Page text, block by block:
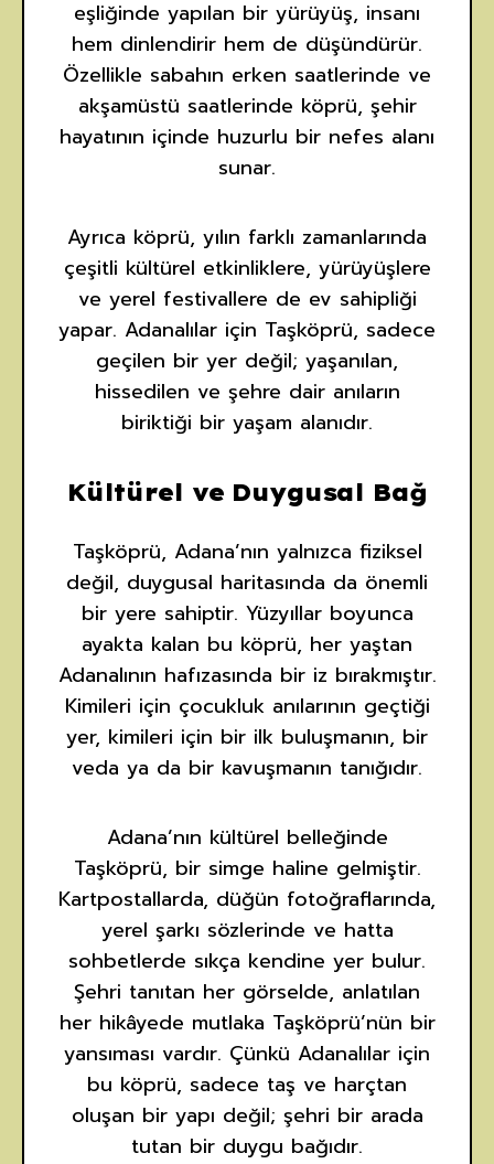
eşliğinde yapılan bir yürüyüş, insanı
hem dinlendirir hem de düşündürür.
Özellikle sabahın erken saatlerinde ve
akşamüstü saatlerinde köprü, şehir
hayatının içinde huzurlu bir nefes alanı
sunar.
Ayrıca köprü, yılın farklı zamanlarında
çeşitli kültürel etkinliklere, yürüyüşlere
ve yerel festivallere de ev sahipliği
yapar. Adanalılar için Taşköprü, sadece
geçilen bir yer değil; yaşanılan,
hissedilen ve şehre dair anıların
biriktiği bir yaşam alanıdır.
Kültürel ve Duygusal Bağ
Taşköprü, Adana’nın yalnızca fiziksel
değil, duygusal haritasında da önemli
bir yere sahiptir. Yüzyıllar boyunca
ayakta kalan bu köprü, her yaştan
Adanalının hafızasında bir iz bırakmıştır.
Kimileri için çocukluk anılarının geçtiği
yer, kimileri için bir ilk buluşmanın, bir
veda ya da bir kavuşmanın tanığıdır.
Adana’nın kültürel belleğinde
Taşköprü, bir simge haline gelmiştir.
Kartpostallarda, düğün fotoğraflarında,
yerel şarkı sözlerinde ve hatta
sohbetlerde sıkça kendine yer bulur.
Şehri tanıtan her görselde, anlatılan
her hikâyede mutlaka Taşköprü’nün bir
yansıması vardır. Çünkü Adanalılar için
bu köprü, sadece taş ve harçtan
oluşan bir yapı değil; şehri bir arada
tutan bir duygu bağıdır.